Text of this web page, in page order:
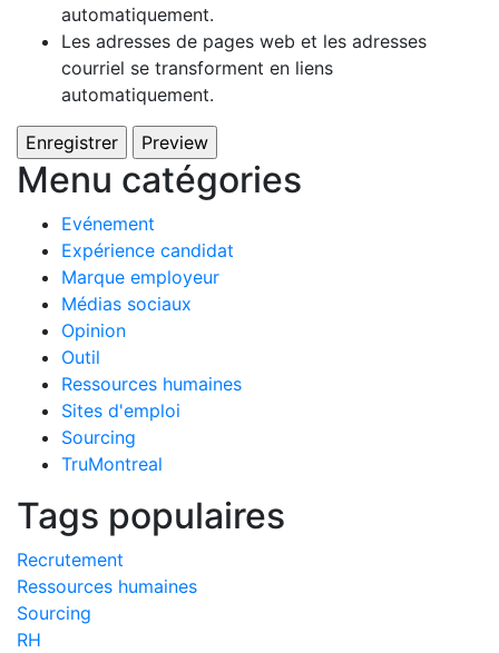
automatiquement.
Les adresses de pages web et les adresses
courriel se transforment en liens
automatiquement.
Menu catégories
Evénement
Expérience candidat
Marque employeur
Médias sociaux
Opinion
Outil
Ressources humaines
Sites d'emploi
Sourcing
TruMontreal
Tags populaires
Recrutement
Ressources humaines
Sourcing
RH